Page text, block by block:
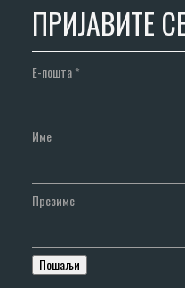
ПРИЈАВИТЕ
Е-пошта*
Име
Презиме